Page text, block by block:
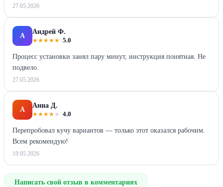
27.05.2026
А
Андрей Ф.
★★★★★ 5.0
Процесс установки занял пару минут, инструкция понятная. Не
подвело.
27.05.2026
А
Анна Д.
★★★★ ★ 4.0
Перепробовал кучу вариантов — только этот оказался рабочим.
Всем рекомендую!
19.05.2026
Написать свой отзыв в комментариях